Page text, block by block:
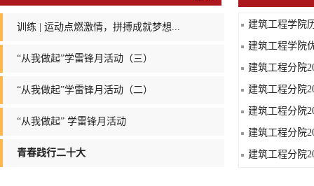
训练 | 运动点燃激情，拼搏成就梦想...
“从我做起”学雷锋月活动（三）
“从我做起”学雷锋月活动（二）
“从我做起” 学雷锋月活动
青春践行二十大
建筑工程学院
建筑工程学院
建筑工程分院
建筑工程分院
建筑工程分院
建筑工程分院
建筑工程分院